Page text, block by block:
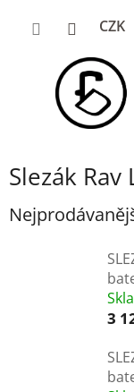
CZK
Slezák
3